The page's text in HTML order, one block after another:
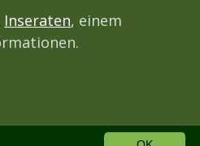
Inseraten, einem